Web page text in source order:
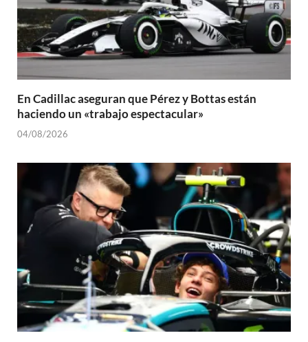
En Cadillac aseguran que Pérez y Bottas están
haciendo un «trabajo espectacular»
04/08/2026